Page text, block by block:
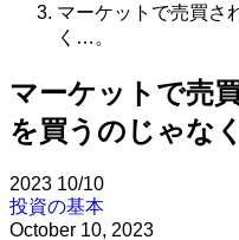
マーケットで売買さ
く…。
マーケットで売
を買うのじゃな
2023 10/10
投資の基本
October 10, 2023